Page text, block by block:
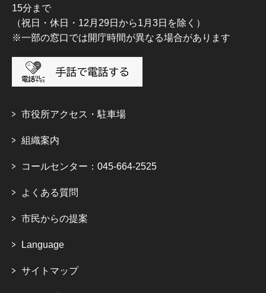
15分まで
（祝日・休日・12月29日から1月3日を除く）
※一部の窓口では開庁時間が異なる場合があります
市役所アクセス・駐車場
組織案内
コールセンター：045-664-2525
よくある質問
市民からの提案
Language
サイトマップ